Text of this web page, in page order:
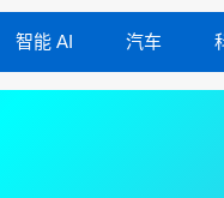
智能 AI 汽车